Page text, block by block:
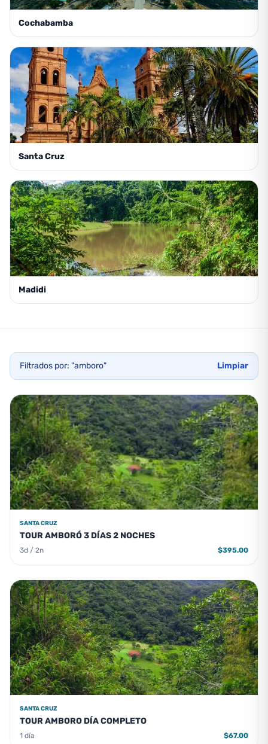
Cochabamba
Santa Cruz
Madidi
Filtrados por: "amboro" Limpiar
SANTA CRUZ
TOUR AMBORÓ 3 DÍAS 2 NOCHES
3d / 2n $395.00
SANTA CRUZ
TOUR AMBORO DÍA COMPLETO
1 día $67.00